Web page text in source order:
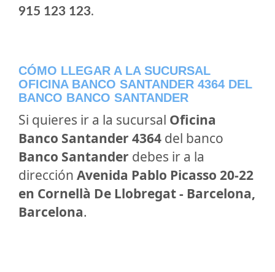
915 123 123.
CÓMO LLEGAR A LA SUCURSAL
OFICINA BANCO SANTANDER 4364 DEL
BANCO BANCO SANTANDER
Si quieres ir a la sucursal Oficina
Banco Santander 4364 del banco
Banco Santander debes ir a la
dirección Avenida Pablo Picasso 20-22
en Cornellà De Llobregat - Barcelona,
Barcelona.